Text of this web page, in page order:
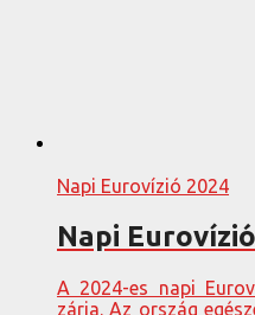
Napi Eurovízió 2024
Napi
A 2024-es napi
zárja. Az ország